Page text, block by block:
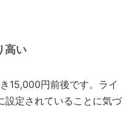
高い
15,000円前後です。ライ
設定されていることに気づ